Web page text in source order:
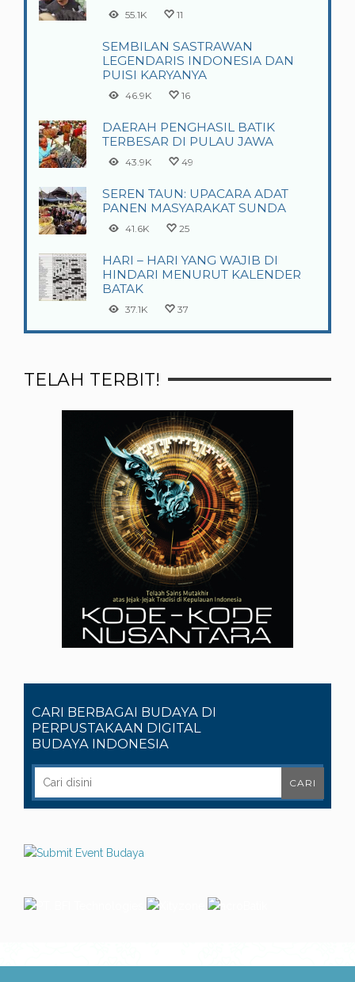
55.1K 11
SEMBILAN SASTRAWAN
LEGENDARIS INDONESIA DAN
PUISI KARYANYA
46.9K 16
DAERAH PENGHASIL BATIK
TERBESAR DI PULAU JAWA
43.9K 49
SEREN TAUN: UPACARA ADAT
PANEN MASYARAKAT SUNDA
41.6K 25
HARI – HARI YANG WAJIB DI
HINDARI MENURUT KALENDER
BATAK
37.1K 37
TELAH TERBIT!
CARI BERBAGAI BUDAYA DI
PERPUSTAKAAN DIGITAL
BUDAYA INDONESIA